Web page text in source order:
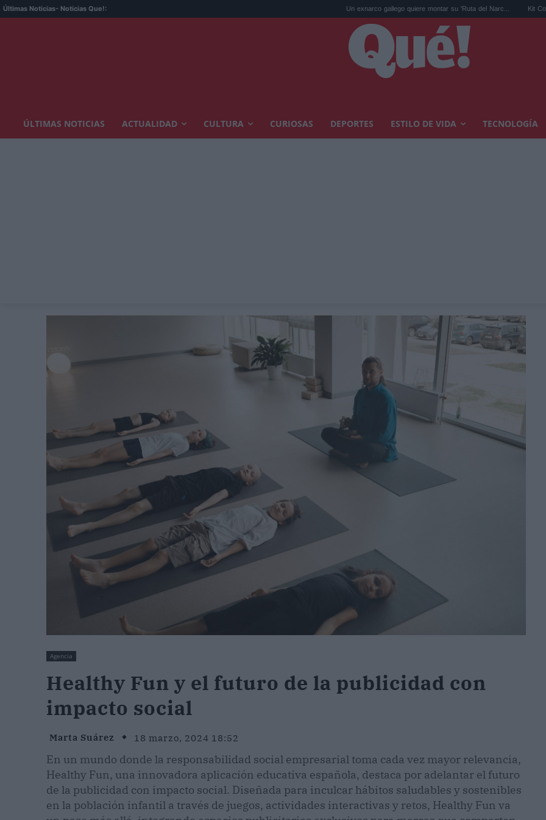
Últimas Noticias- Noticias Que!: Un exnarco gallego quiere montar su 'Ruta del Narc... Kit Connor será
ÚLTIMAS NOTICIAS ACTUALIDAD CULTURA CURIOSAS DEPORTES ESTILO DE VIDA TECNOLOGÍA
Agencia
Healthy Fun y el futuro de la publicidad con
impacto social
Marta Suárez 18 marzo, 2024 18:52
En un mundo donde la responsabilidad social empresarial toma cada vez mayor relevancia,
Healthy Fun, una innovadora aplicación educativa española, destaca por adelantar el futuro
de la publicidad con impacto social. Diseñada para inculcar hábitos saludables y sostenibles
en la población infantil a través de juegos, actividades interactivas y retos, Healthy Fun va